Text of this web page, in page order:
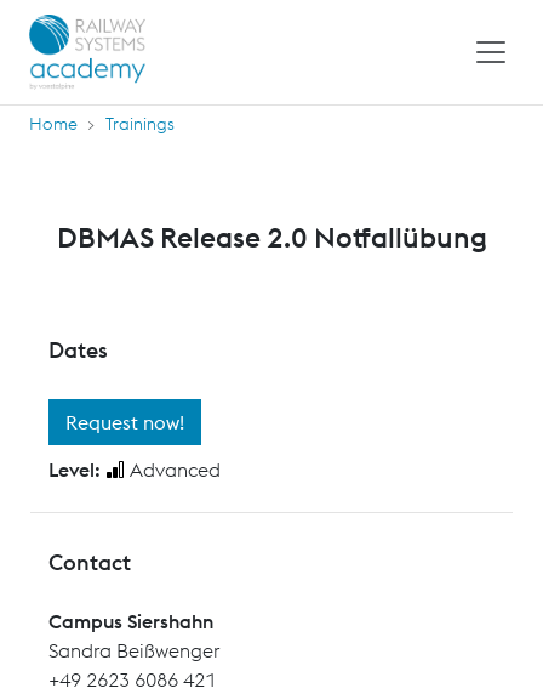
Home Trainings
DBMAS Release 2.0 Notfallübung
Dates
Request now!
Level:
Advanced
Contact
Campus Siershahn
Sandra Beißwenger
+49 2623 6086 421